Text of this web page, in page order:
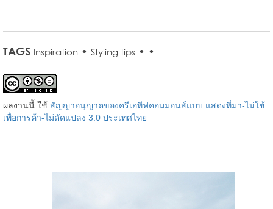
TAGS Inspiration • Styling tips • •
ผลงานนี้ ใช้ สัญญาอนุญาตของครีเอทีฟคอมมอนส์แบบ แสดงที่มา-ไม่ใช้
เพื่อการค้า-ไม่ดัดแปลง 3.0 ประเทศไทย